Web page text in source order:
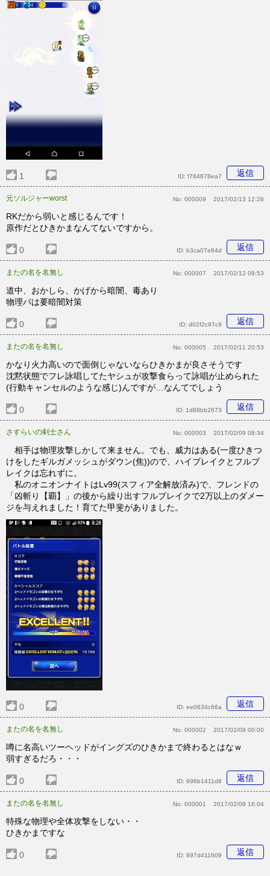
1 返信
ID: f784878ea7
元ソルジャーworst No: 000009 2017/02/13 12:26
RKだから弱いと感じるんです！
原作だとひきかまなんてないですから。
0 返信
ID: b3ca07e84d
またの名を名無し No: 000007 2017/02/12 09:53
道中、おかしら、かげから暗闇、毒あり
物理パは要暗闇対策
0 返信
ID: d02f2c97c9
またの名を名無し No: 000005 2017/02/11 20:53
かなり火力高いので面倒じゃないならひきかまが良さそうです
沈黙状態でフレ詠唱してたヤシュが攻撃食らって詠唱が止められた
(行動キャンセルのような感じ)んですが…なんてでしょう
0 返信
ID: 1d88bb2673
さすらいの剣士さん No: 000003 2017/02/09 08:34
相手は物理攻撃しかして来ません。でも、威力はある(一度ひきつ
けをしたギルガメッシュがダウン(焦))ので、ハイブレイクとフルブ
レイクは忘れずに。
私のオニオンナイトはLv99(スフィア全解放済み)で、フレンドの
「凶斬り【覇】」の後から繰り出すフルブレイクで2万以上のダメー
ジを与えれました！育てた甲斐がありました。
0 返信
ID: ee0634c66a
またの名を名無し No: 000002 2017/02/09 00:00
噂に名高いツーヘッドがイングズのひきかまで終わるとはなｗ
弱すぎるだろ・・・
0 返信
ID: 996b1411d8
またの名を名無し No: 000001 2017/02/08 16:04
特殊な物理や全体攻撃をしない・・
ひきかまですな
0 返信
ID: 897d411609